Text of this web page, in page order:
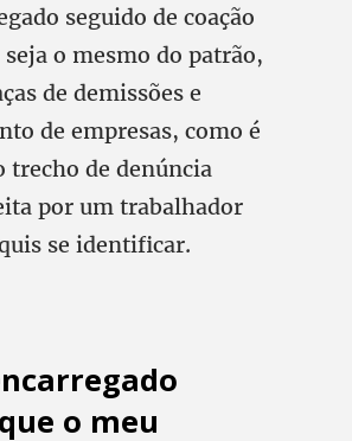
seguido de coação
seja o mesmo do patrão,
de demissões e
de empresas, como é
trecho de denúncia
por um trabalhador
se identificar.
o meu